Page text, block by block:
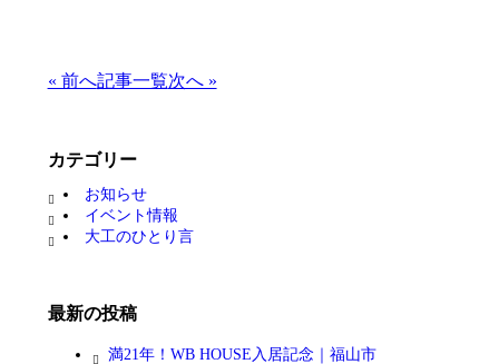
« 前へ記事一覧次へ »
カテゴリー
お知らせ
イベント情報
大工のひとり言
最新の投稿
満21年！WB HOUSE入居記念｜福山市